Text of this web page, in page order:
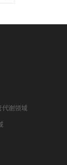
代谢领域